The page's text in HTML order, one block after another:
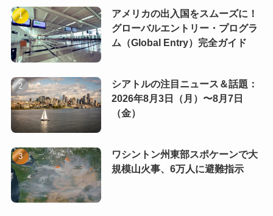
アメリカの出入国をスムーズに！
グローバルエントリー・プログラ
ム（Global Entry）完全ガイド
シアトルの注目ニュース＆話題：
2026年8月3日（月）〜8月7日
（金）
ワシントン州東部スポケーンで大
規模山火事、6万人に避難指示